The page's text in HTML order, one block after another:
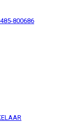
800686